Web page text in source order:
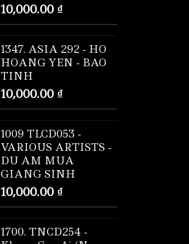
10,000.00 ₫
1347. ASIA 292 - HO
HOANG YEN - BAO
TINH
10,000.00 ₫
1009 TLCD053 -
VARIOUS ARTISTS -
DU AM MUA
GIANG SINH
10,000.00 ₫
1700. TNCD254 -